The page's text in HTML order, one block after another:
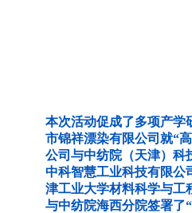
本次活动促成了多项产学
市锦祥漂染有限公司就“
公司与中纺院（天津）科
中科智慧工业科技有限公
津工业大学材料科学与工
与中纺院海西分院签署了